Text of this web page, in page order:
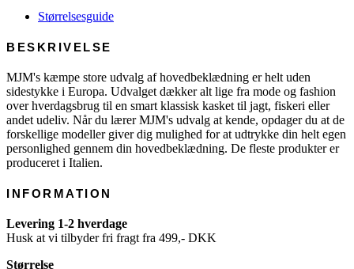
Størrelsesguide
BESKRIVELSE
MJM's kæmpe store udvalg af hovedbeklædning er helt uden
sidestykke i Europa. Udvalget dækker alt lige fra mode og fashion
over hverdagsbrug til en smart klassisk kasket til jagt, fiskeri eller
andet udeliv. Når du lærer MJM's udvalg at kende, opdager du at de
forskellige modeller giver dig mulighed for at udtrykke din helt egen
personlighed gennem din hovedbeklædning. De fleste produkter er
produceret i Italien.
INFORMATION
Levering 1-2 hverdage
Husk at vi tilbyder fri fragt fra 499,- DKK
Størrelse